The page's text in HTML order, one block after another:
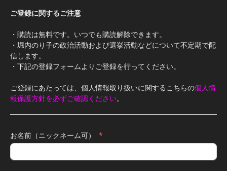
ご登録に関するご注意
・購読は無料です。いつでも購読解除できます。
・堀内のり子の政治活動および選挙活動などについて不定期で配
信します。
・下記の登録フォームよりご登録を行ってください。
ご登録にあたっては、個人情報取り扱いに関するこちらの個人情
報保護方針を必ずご確認ください。
お名前（ニックネーム可）